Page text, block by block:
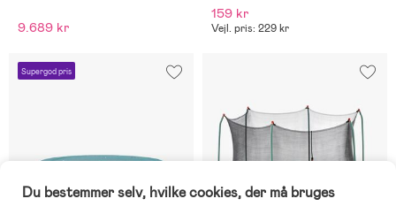
9.689 kr
159 kr
Vejl. pris: 229 kr
Supergod pris
Du bestemmer selv, hvilke cookies, der må bruges